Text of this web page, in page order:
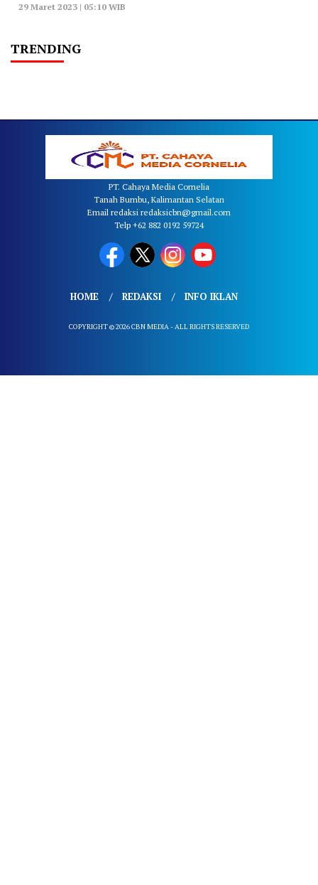
29 Maret 2023 | 05:10 WIB
TRENDING
PT. Cahaya Media Cornelia
Tanah Bumbu, Kalimantan Selatan
Email redaksi redaksicbn@gmail.com
Telp +62 882 0192 59724
HOME REDAKSI INFO IKLAN
COPYRIGHT © 2026 CBN MEDIA - ALL RIGHTS RESERVED